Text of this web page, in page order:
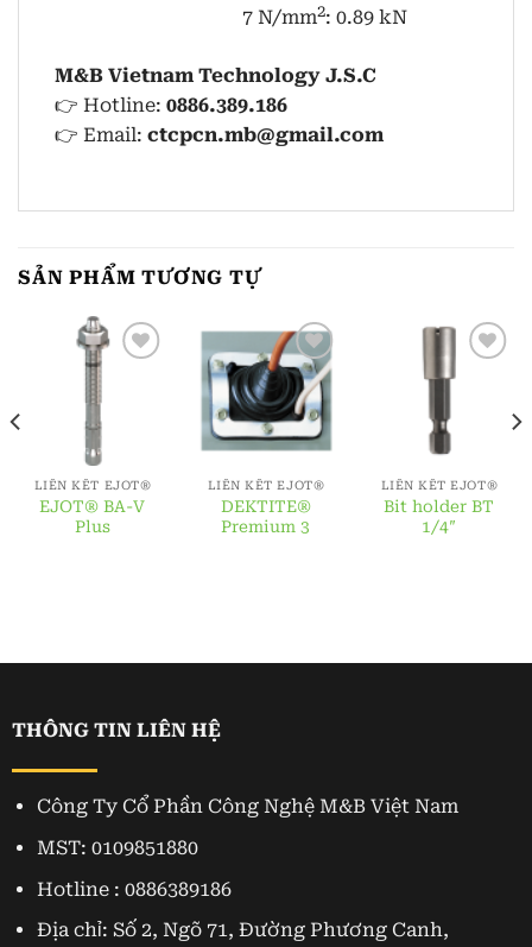
7 N/mm2: 0.89 kN
M&B Vietnam Technology J.S.C
👉 Hotline: 0886.389.186
👉 Email: ctcpcn.mb@gmail.com
SẢN PHẨM TƯƠNG TỰ
LIÊN KẾT EJOT®
EJOT® BA-V
Plus
LIÊN KẾT EJOT®
DEKTITE®
Premium 3
LIÊN KẾT EJOT®
Bit holder BT
1/4″
THÔNG TIN LIÊN HỆ
Công Ty Cổ Phần Công Nghệ M&B Việt Nam
MST: 0109851880
Hotline : 0886389186
Địa chỉ: Số 2, Ngõ 71, Đường Phương Canh,